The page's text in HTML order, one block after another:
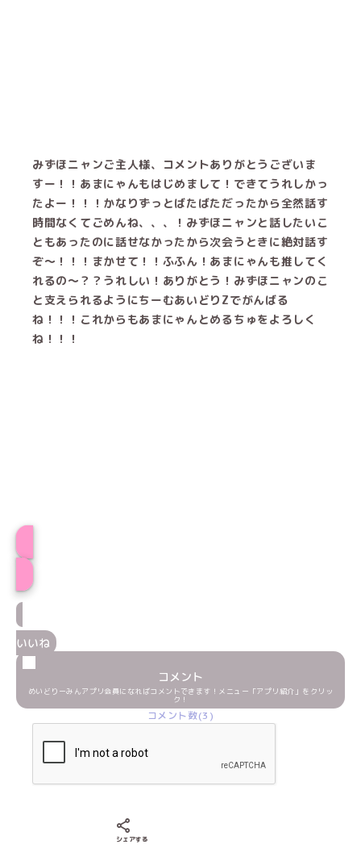
みずほニャンご主人様、コメントありがとうございま
すー！！あまにゃんもはじめまして！できてうれしかっ
たよー！！！かなりずっとばたばただったから全然話す
時間なくてごめんね、、、！みずほニャンと話したいこ
ともあったのに話せなかったから次会うときに絶対話す
ぞ〜！！！まかせて！！ふふん！あまにゃんも推してく
れるの〜？？うれしい！ありがとう！みずほニャンのこ
と支えられるようにちーむあいどりZでがんばる
ね！！！これからもあまにゃんとめるちゅをよろしく
ね！！！
いいね
コメント
めいどりーみんアプリ会員になればコメントできます！メニュー「アプリ紹介」をクリッ
ク！
コメント数(3)
シェアする